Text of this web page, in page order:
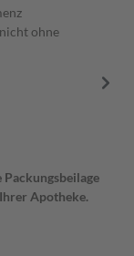
ohne
Apotheke.